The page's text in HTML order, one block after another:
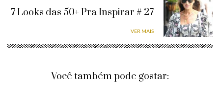
7 Looks das 50+ Pra Inspirar # 27
VER MAIS
Você também pode gostar: